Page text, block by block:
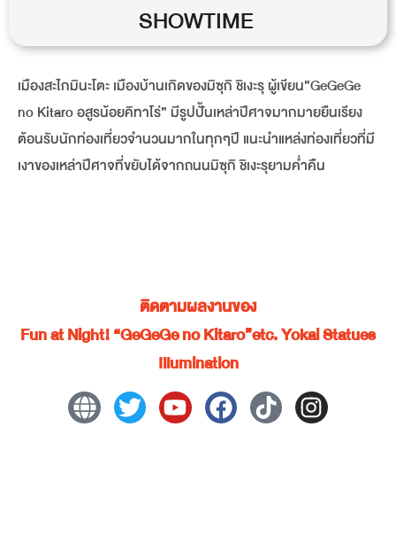
SHOWTIME
เมืองสะไกมินะโตะ เมืองบ้านเกิดของมิซุกิ ชิเงะรุ ผู้เขียน”GeGeGe
no Kitaro อสูรน้อยคิทาโร่” มีรูปปั้นเหล่าปีศาจมากมายยืนเรียง
ต้อนรับนักท่องเที่ยวจำนวนมากในทุกๆปี แนะนำแหล่งท่องเที่ยวที่มี
เงาของเหล่าปีศาจที่ขยับได้จากถนนมิซุกิ ชิเงะรุยามค่ำคืน
ติดตามผลงานของ
Fun at Night! “GeGeGe no Kitaro”etc. Yokai Statues
Illumination